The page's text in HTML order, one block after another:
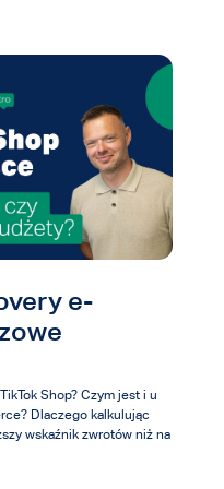
e-
Shop? Czym jest i u
Dlaczego kalkulując
wskaźnik zwrotów niż na